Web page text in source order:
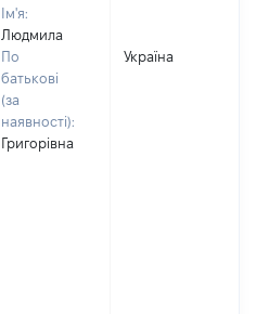
Ім'я:
Людмила
По
батькові
(за
наявності):
Григорівна
Україна